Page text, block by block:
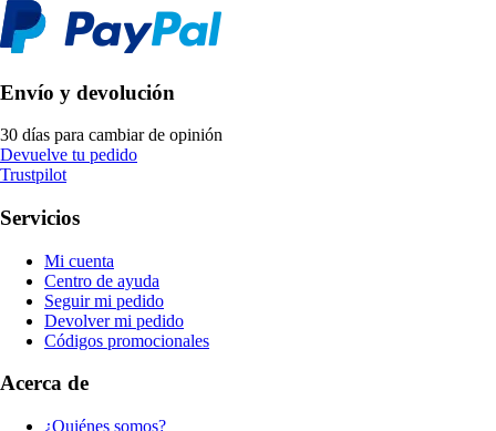
Envío y devolución
30 días para cambiar de opinión
Devuelve tu pedido
Trustpilot
Servicios
Mi cuenta
Centro de ayuda
Seguir mi pedido
Devolver mi pedido
Códigos promocionales
Acerca de
¿Quiénes somos?